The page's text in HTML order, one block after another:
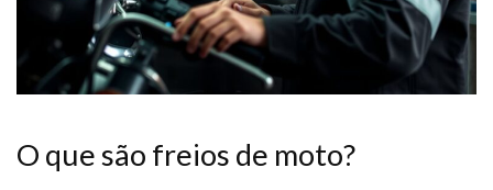
O que são freios de moto?